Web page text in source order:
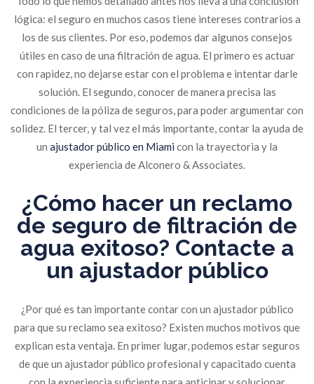
lógica: el seguro en muchos casos tiene intereses contrarios a
los de sus clientes. Por eso, podemos dar algunos consejos
útiles en caso de una filtración de agua. El primero es actuar
con rapidez, no dejarse estar con el problema e intentar darle
solución. El segundo, conocer de manera precisa las
condiciones de la póliza de seguros, para poder argumentar con
solidez. El tercer, y tal vez el más importante, contar la ayuda de
un ajustador público en Miami con la trayectoria y la
experiencia de Alconero & Associates.
¿Cómo hacer un reclamo
de seguro de filtración de
agua exitoso? Contacte a
un ajustador público
¿Por qué es tan importante contar con un ajustador público
para que su reclamo sea exitoso? Existen muchos motivos que
explican esta ventaja. En primer lugar, podemos estar seguros
de que un ajustador público profesional y capacitado cuenta